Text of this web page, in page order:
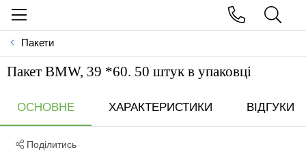
Пакети
Пакет BMW, 39 *60. 50 штук в упаковці
ОСНОВНЕ ХАРАКТЕРИСТИКИ ВІДГУКИ
Поділитись